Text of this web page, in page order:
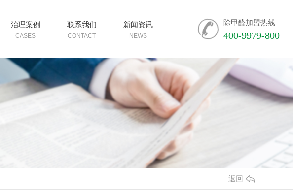
除甲醛加盟热线
400-9979-800
治理案例
CASES
联系我们
CONTACT
新闻资讯
NEWS
返回